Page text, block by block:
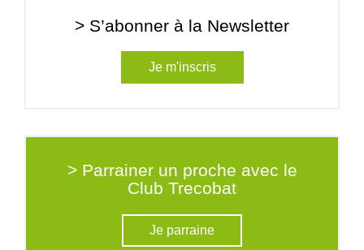
> S’abonner à la Newsletter
Je m'inscris
> Parrainer un proche avec le
Club Trecobat
Je parraine